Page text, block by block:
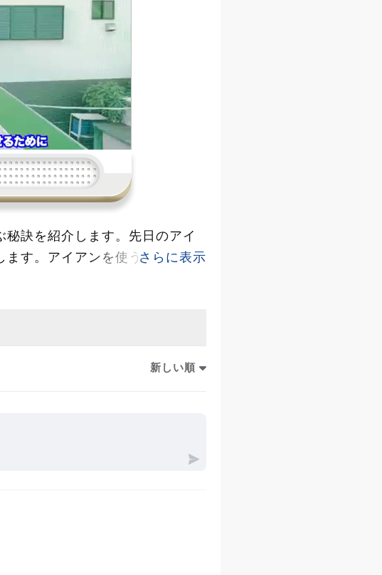
訣を紹介します。先日のアイ
ます。アイアンを使う際には、
めることがポイントです。ド
し、エネルギーをしっかり後
の引っ張る力を大切にしてく
新しい順